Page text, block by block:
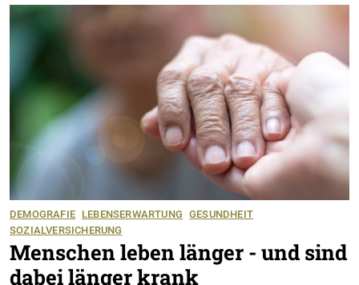
DEMOGRAFIE LEBENSERWARTUNG GESUNDHEIT
SOZIALVERSICHERUNG
Menschen leben länger - und sind
dabei länger krank